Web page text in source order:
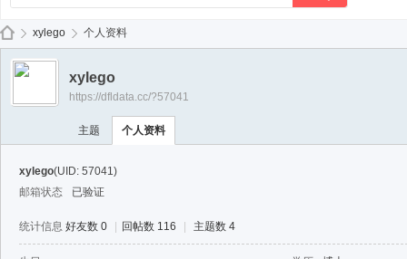
›
xylego 个人资料
xylego
https://dfldata.cc/?57041
主题 个人资料
xylego(UID: 57041)
邮箱状态
已验证
统计信息 好友数 0 回帖数 116 主题数 4